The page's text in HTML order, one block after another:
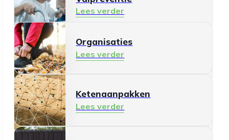
Lees verder
Gezonde leefomgeving
Lees verder
Ontmoeten en meedoen
Lees verder
Organisaties
Lees verder
Ketenaanpakken
Lees verder